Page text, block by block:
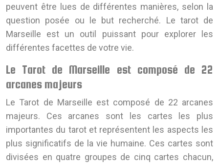
peuvent être lues de différentes manières, selon la
question posée ou le but recherché. Le tarot de
Marseille est un outil puissant pour explorer les
différentes facettes de votre vie.
Le Tarot de Marseille est composé de 22
arcanes majeurs
Le Tarot de Marseille est composé de 22 arcanes
majeurs. Ces arcanes sont les cartes les plus
importantes du tarot et représentent les aspects les
plus significatifs de la vie humaine. Ces cartes sont
divisées en quatre groupes de cinq cartes chacun,